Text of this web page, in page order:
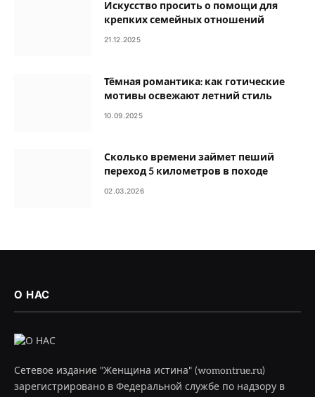
Искусство просить о помощи для
крепких семейных отношений
21.12.2025
Тёмная романтика: как готические
мотивы освежают летний стиль
10.09.2025
Сколько времени займет пеший
переход 5 километров в походе
02.03.2026
О НАС
Сетевое издание "Женщина истина" (womontrue.ru)
зарегистрировано в Федеральной службе по надзору в